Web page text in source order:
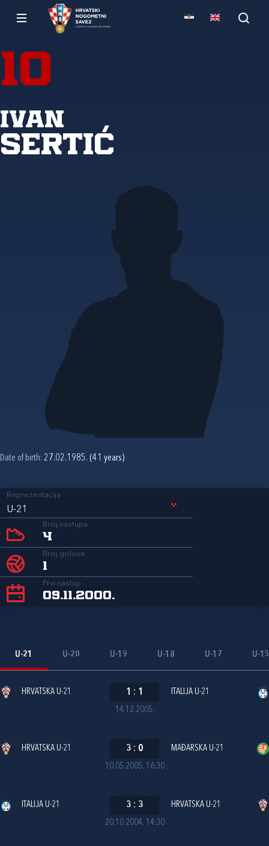
10
Ivan
Sertić
Date of birth: 27.02.1985. (41 years)
Reprezentacija
U-21
Broj nastupa
4
Broj golova
1
Prvi nastup
09.11.2000.
U-21 U-20 U-19 U-18 U-17 U-15
14.12.2005.
HRVATSKA U-21 1 : 1 ITALIJA U-21
10.05.2005. 16:30
HRVATSKA U-21 3 : 0 MAĐARSKA U-21
20.10.2004. 14:30
ITALIJA U-21 3 : 3 HRVATSKA U-21